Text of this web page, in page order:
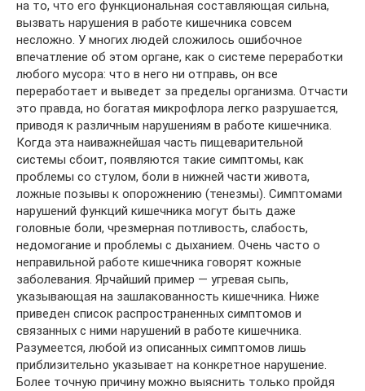
на то, что его функциональная составляющая сильна,
вызвать нарушения в работе кишечника совсем
несложно. У многих людей сложилось ошибочное
впечатление об этом органе, как о системе переработки
любого мусора: что в него ни отправь, он все
переработает и выведет за пределы организма. Отчасти
это правда, но богатая микрофлора легко разрушается,
приводя к различным нарушениям в работе кишечника.
Когда эта наиважнейшая часть пищеварительной
системы сбоит, появляются такие симптомы, как
проблемы со стулом, боли в нижней части живота,
ложные позывы к опорожнению (тенезмы). Симптомами
нарушений функций кишечника могут быть даже
головные боли, чрезмерная потливость, слабость,
недомогание и проблемы с дыханием. Очень часто о
неправильной работе кишечника говорят кожные
заболевания. Ярчайший пример — угревая сыпь,
указывающая на зашлакованность кишечника. Ниже
приведен список распространенных симптомов и
связанных с ними нарушений в работе кишечника.
Разумеется, любой из описанных симптомов лишь
приблизительно указывает на конкретное нарушение.
Более точную причину можно выяснить только пройдя